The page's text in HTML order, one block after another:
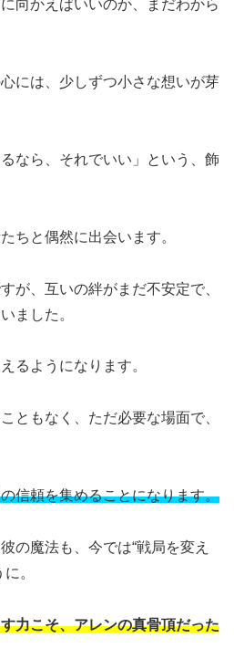
向かえばいいのか、まだわから
には、少しずつ小さな想いが芽
なら、それでいい」という、飾
ちと偶然に出会います。
が、互いの絆がまだ不安定で、
ました。
るようになります。
ともなく、ただ必要な場面で、
信頼を集めることになります。
の魔法も、今では“戦局を変え
。
力こそ、アレンの真骨頂だった